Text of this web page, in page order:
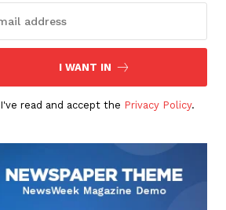
I WANT IN
I've read and accept the Privacy Policy.